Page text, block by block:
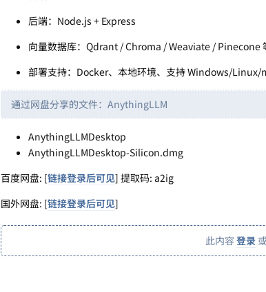
后端：Node.js + Express
向量数据库：Qdrant / Chroma / Weaviate / Pinecone
部署支持：Docker、本地环境、支持 Windows/Linux/
通过网盘分享的文件：AnythingLLM
AnythingLLMDesktop
AnythingLLMDesktop-Silicon.dmg
百度网盘: [链接登录后可见] 提取码: a2ig
国外网盘: [链接登录后可见]
此内容 登录